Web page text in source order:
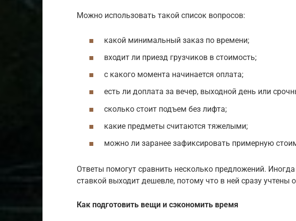
Можно использовать такой список вопросов:
какой минимальный заказ по времени;
входит ли приезд грузчиков в стоимость;
с какого момента начинается оплата;
есть ли доплата за вечер, выходной день или
сколько стоит подъем без лифта;
какие предметы считаются тяжелыми;
можно ли заранее зафиксировать примерную
Ответы помогут сравнить несколько предложений.
ставкой выходит дешевле, потому что в ней сразу учтены
Как подготовить вещи и сэкономить время